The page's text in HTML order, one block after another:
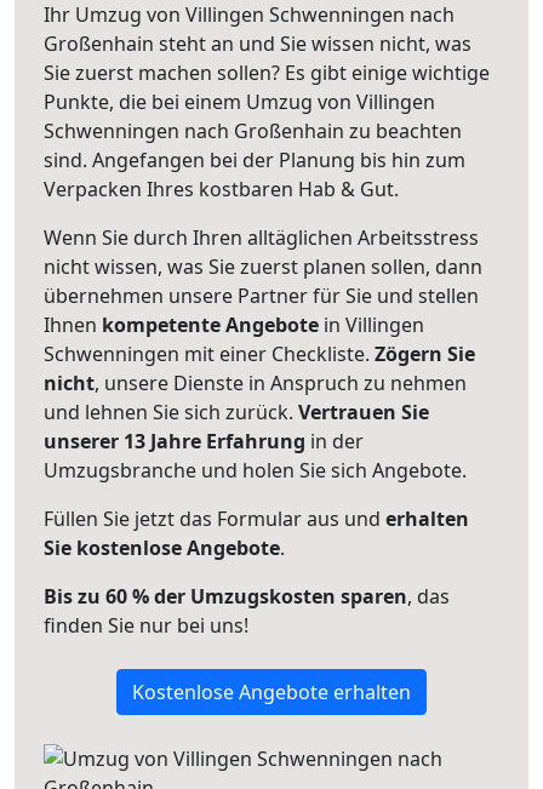
Ihr Umzug von Villingen Schwenningen nach
Großenhain steht an und Sie wissen nicht, was
Sie zuerst machen sollen? Es gibt einige wichtige
Punkte, die bei einem Umzug von Villingen
Schwenningen nach Großenhain zu beachten
sind. Angefangen bei der Planung bis hin zum
Verpacken Ihres kostbaren Hab & Gut.
Wenn Sie durch Ihren alltäglichen Arbeitsstress
nicht wissen, was Sie zuerst planen sollen, dann
übernehmen unsere Partner für Sie und stellen
Ihnen kompetente Angebote in Villingen
Schwenningen mit einer Checkliste. Zögern Sie
nicht, unsere Dienste in Anspruch zu nehmen
und lehnen Sie sich zurück. Vertrauen Sie
unserer 13 Jahre Erfahrung in der
Umzugsbranche und holen Sie sich Angebote.
Füllen Sie jetzt das Formular aus und erhalten
Sie kostenlose Angebote.
Bis zu 60 % der Umzugskosten sparen, das
finden Sie nur bei uns!
Kostenlose Angebote erhalten